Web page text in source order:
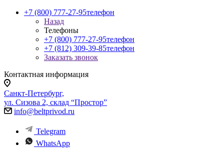
+7 (800) 777-27-95телефон
Назад
Телефоны
+7 (800) 777-27-95телефон
+7 (812) 309-39-85телефон
Заказать звонок
Контактная информация
Санкт-Петербург,
ул. Сизова 2, склад “Простор”
info@beltprivod.ru
Telegram
WhatsApp